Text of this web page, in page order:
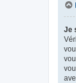
Je